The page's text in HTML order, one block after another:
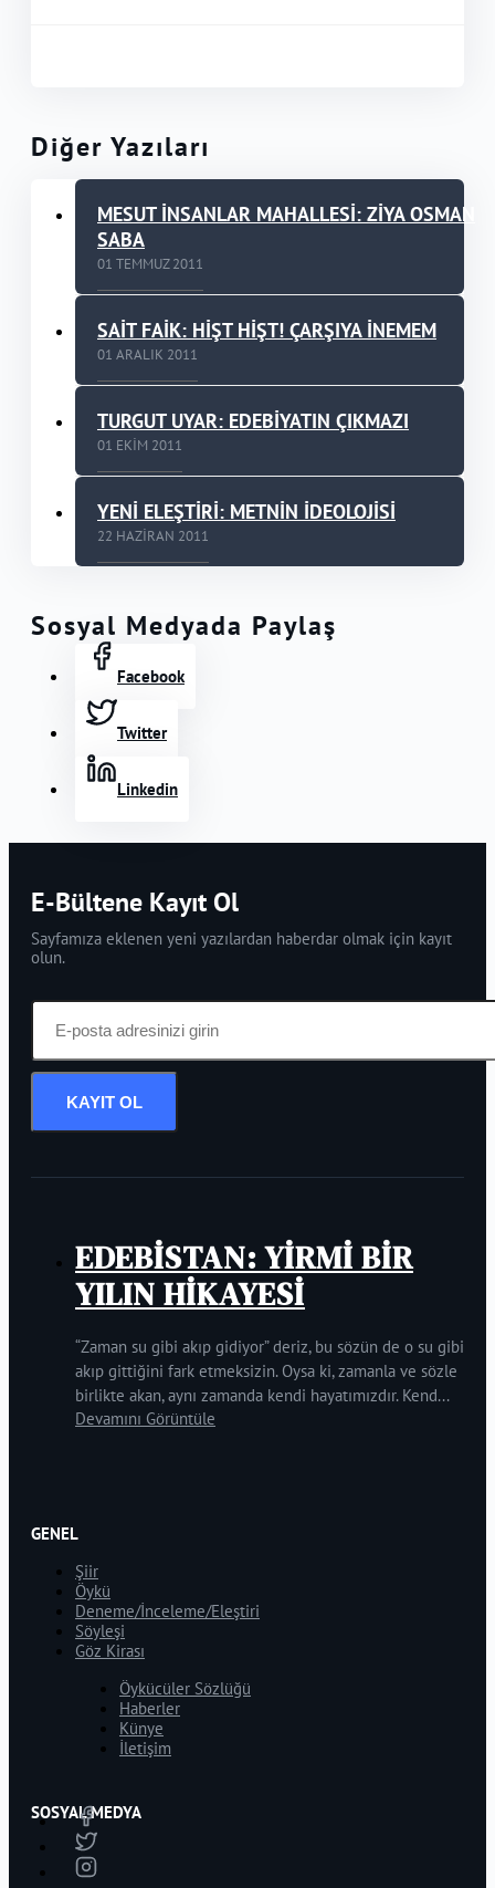
Diğer Yazıları
MESUT İNSANLAR MAHALLESİ: ZİYA OSMAN
SABA
01 TEMMUZ 2011
SAİT FAİK: HİŞT HİŞT! ÇARŞIYA İNEMEM
01 ARALIK 2011
TURGUT UYAR: EDEBİYATIN ÇIKMAZI
01 EKIM 2011
YENİ ELEŞTİRİ: METNİN İDEOLOJİSİ
22 HAZIRAN 2011
Sosyal Medyada Paylaş
Facebook
Twitter
Linkedin
E-Bültene Kayıt Ol
Sayfamıza eklenen yeni yazılardan haberdar olmak için kayıt
olun.
KAYIT OL
EDEBİSTAN: YİRMİ BİR
YILIN HİKAYESİ
“Zaman su gibi akıp gidiyor” deriz, bu sözün de o su gibi
akıp gittiğini fark etmeksizin. Oysa ki, zamanla ve sözle
birlikte akan, aynı zamanda kendi hayatımızdır. Kend...
Devamını Görüntüle
GENEL
Şiir
Öykü
Deneme/İnceleme/Eleştiri
Söyleşi
Göz Kirası
Öykücüler Sözlüğü
Haberler
Künye
İletişim
SOSYAL MEDYA